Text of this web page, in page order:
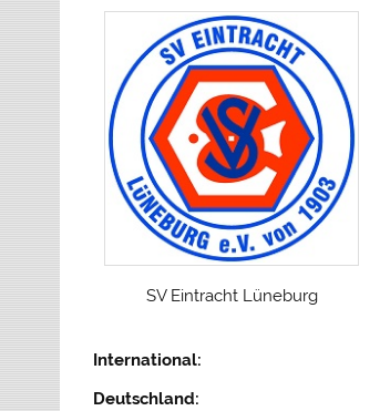
SV Eintracht Lüneburg
International:
Deutschland: